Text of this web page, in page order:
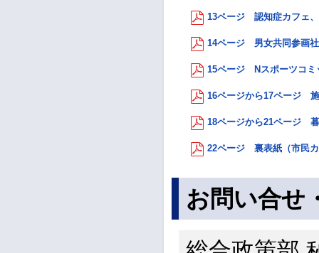
13ページ 認知症カフェ、
14ページ 男女共同参画社
15ページ Nスポーツコミ
16ページから17ページ
18ページから21ページ
22ページ 裏表紙（市民
お問い合せ